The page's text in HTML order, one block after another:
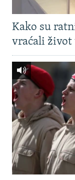
Kako su
vraćali život